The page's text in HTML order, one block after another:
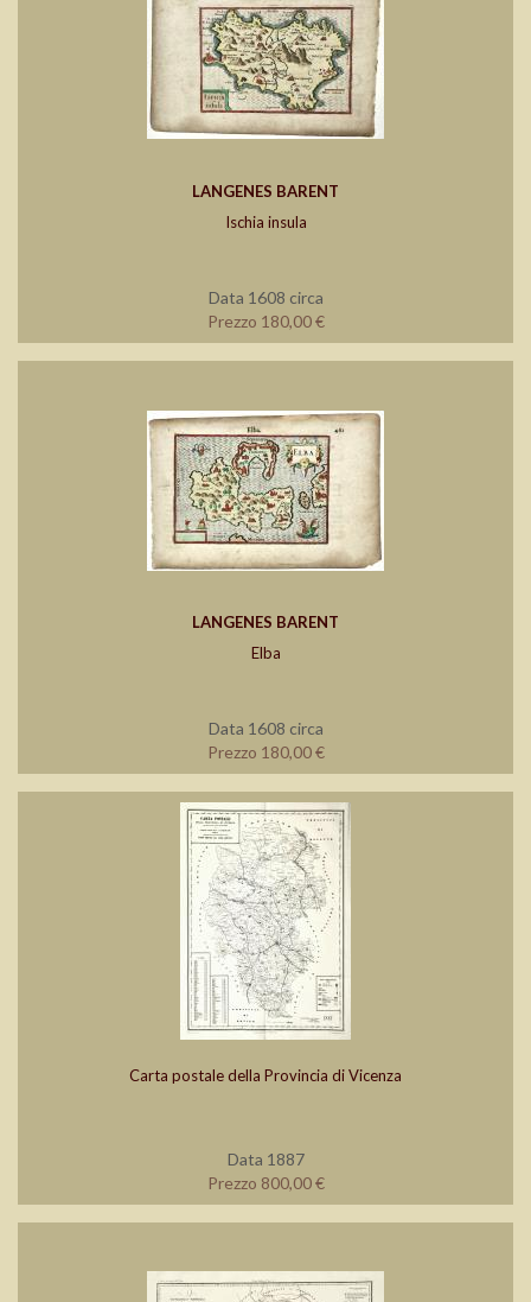
LANGENES BARENT
Ischia insula
Data 1608 circa
Prezzo 180,00 €
LANGENES BARENT
Elba
Data 1608 circa
Prezzo 180,00 €
Carta postale della Provincia di Vicenza
Data 1887
Prezzo 800,00 €